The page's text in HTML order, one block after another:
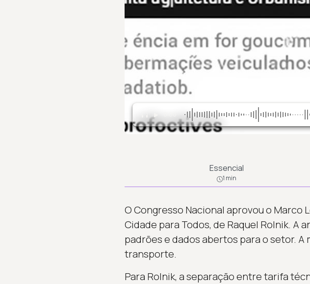
Essencial
1 min
O Congresso Nacional aprovou o Marco
Cidade para Todos, de Raquel Rolnik. A
padrões e dados abertos para o setor.
transporte.
Para Rolnik, a separação entre tarifa